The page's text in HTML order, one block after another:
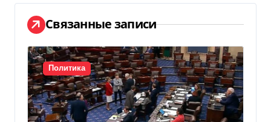
а
ц
и
я
п
Связанные записи
Политика